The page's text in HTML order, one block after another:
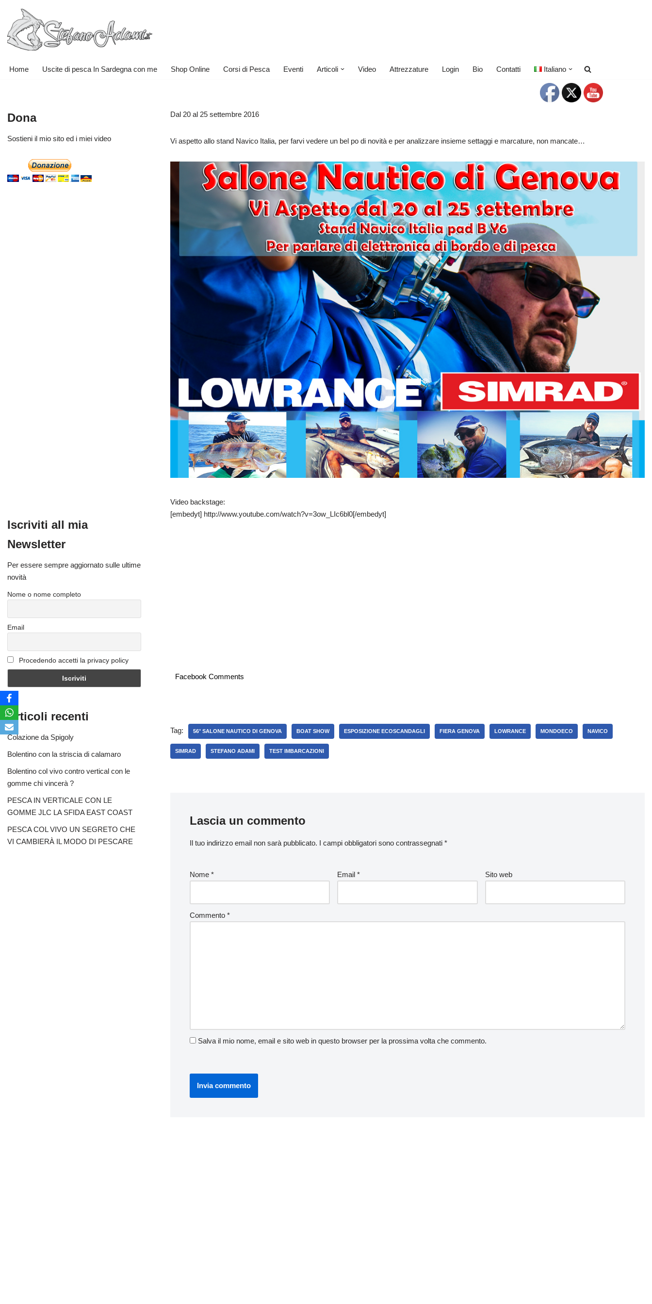
Vai
al
contenuto
Home Uscite di pesca In Sardegna con me Shop Online Corsi di Pesca Eventi Articoli Video Attrezzature Login Bio Contatti Italiano
Dona
Sostieni il mio sito ed i miei video
Iscriviti all mia
Newsletter
Per essere sempre aggiornato sulle ultime
novità
Nome o nome completo
Email
Procedendo accetti la privacy policy
Articoli recenti
Colazione da Spigoly
Bolentino con la striscia di calamaro
Bolentino col vivo contro vertical con le
gomme chi vincerà ?
PESCA IN VERTICALE CON LE
GOMME JLC LA SFIDA EAST COAST
PESCA COL VIVO UN SEGRETO CHE
VI CAMBIERÀ IL MODO DI PESCARE
Dal 20 al 25 settembre 2016
Vi aspetto allo stand Navico Italia, per farvi vedere un bel po di novità e per analizzare insieme settaggi e marcature, non mancate…
Video backstage:
[embedyt] http://www.youtube.com/watch?v=3ow_LIc6bl0[/embedyt]
Facebook Comments
Tag: 56° SALONE NAUTICO DI GENOVA BOAT SHOW ESPOSIZIONE ECOSCANDAGLI FIERA GENOVA LOWRANCE MONDOECO NAVICO
SIMRAD STEFANO ADAMI TEST IMBARCAZIONI
Lascia un commento
Il tuo indirizzo email non sarà pubblicato. I campi obbligatori sono contrassegnati *
Nome * Email* Sito web
Commento *
Salva il mio nome, email e sito web in questo browser per la prossima volta che commento.